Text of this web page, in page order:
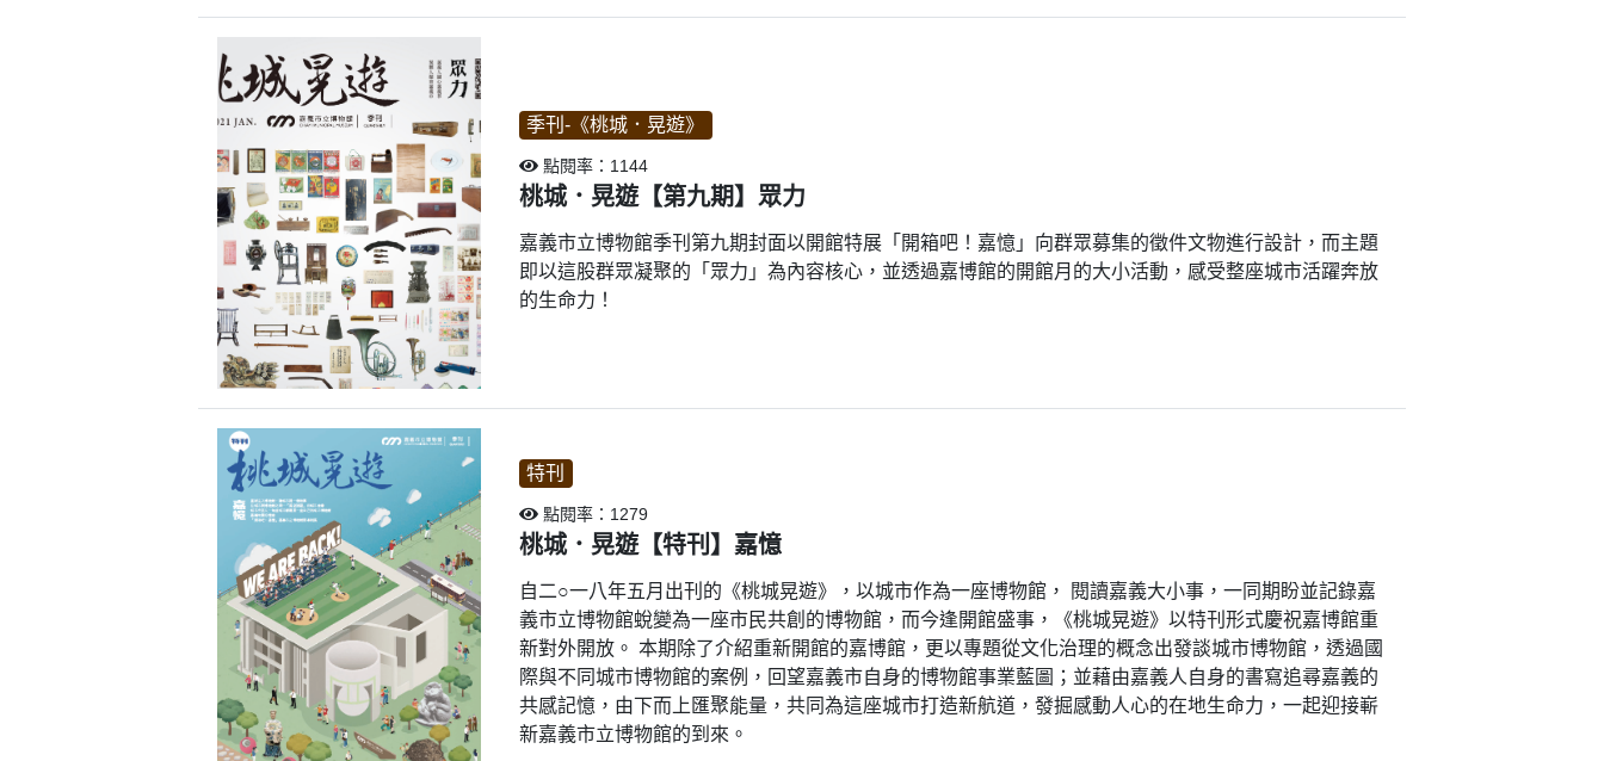
季刊-《桃城．晃遊》
點閱率：1144
桃城．晃遊【第九期】眾力
嘉義市立博物館季刊第九期封面以開館特展「開箱吧！嘉憶」向群眾募集的徵件文物進行設計，而主題
即以這股群眾凝聚的「眾力」為內容核心，並透過嘉博館的開館月的大小活動，感受整座城市活躍奔放
的生命力！
特刊
點閱率：1279
桃城．晃遊【特刊】嘉憶
自二○一八年五月出刊的《桃城晃遊》，以城市作為一座博物館， 閱讀嘉義大小事，一同期盼並記錄嘉
義市立博物館蛻變為一座市民共創的博物館，而今逢開館盛事，《桃城晃遊》以特刊形式慶祝嘉博館重
新對外開放。 本期除了介紹重新開館的嘉博館，更以專題從文化治理的概念出發談城市博物館，透過國
際與不同城市博物館的案例，回望嘉義市自身的博物館事業藍圖；並藉由嘉義人自身的書寫追尋嘉義的
共感記憶，由下而上匯聚能量，共同為這座城市打造新航道，發掘感動人心的在地生命力，一起迎接嶄
新嘉義市立博物館的到來。